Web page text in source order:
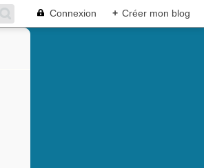
Connexion + Créer mon blog